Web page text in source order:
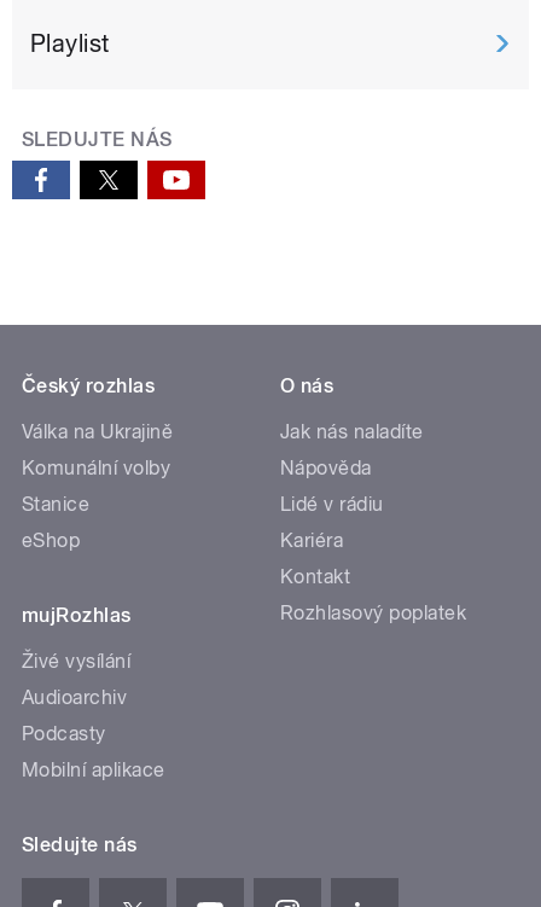
Playlist
SLEDUJTE NÁS
Český rozhlas
Válka na Ukrajině
Komunální volby
Stanice
eShop
mujRozhlas
Živé vysílání
Audioarchiv
Podcasty
Mobilní aplikace
O nás
Jak nás naladíte
Nápověda
Lidé v rádiu
Kariéra
Kontakt
Rozhlasový poplatek
Sledujte nás